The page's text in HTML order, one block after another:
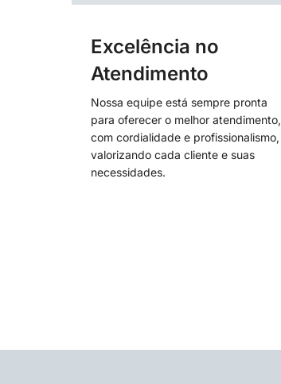
Excelência no
Atendimento
Nossa equipe está sempre pronta
para oferecer o melhor atendimento,
com cordialidade e profissionalismo,
valorizando cada cliente e suas
necessidades.